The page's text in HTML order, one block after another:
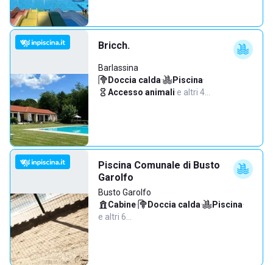
Bricch.
Barlassina
Doccia calda· Piscina·
Accesso animali·e altri 4…
Piscina Comunale di Busto
Garolfo
Busto Garolfo
Cabine· Doccia calda· Piscina·
e altri 6…